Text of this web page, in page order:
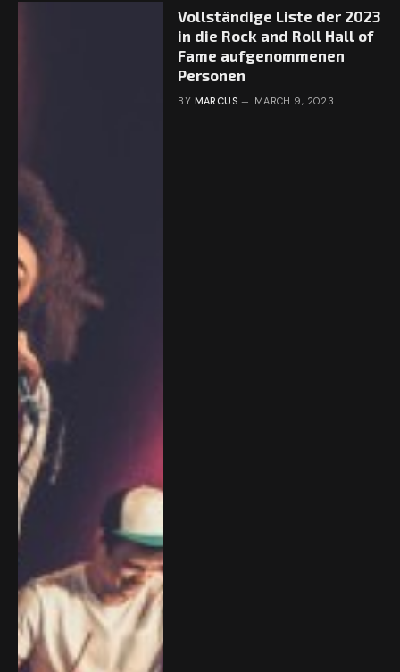
Vollständige Liste der 2023
in die Rock and Roll Hall of
Fame aufgenommenen
Personen
BY MARCUS MARCH 9, 2023